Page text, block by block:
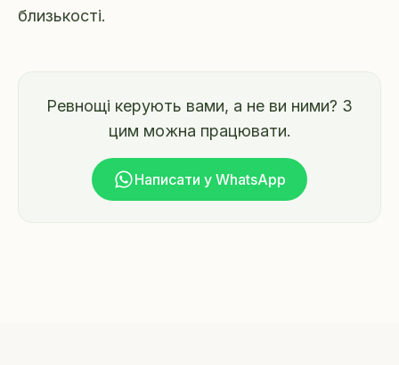
близькості.
Ревнощі керують вами, а не ви ними? З
цим можна працювати.
Написати у WhatsApp